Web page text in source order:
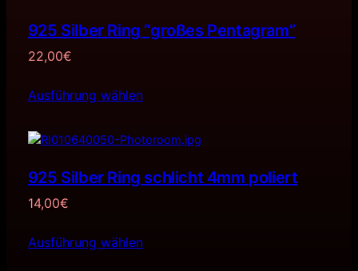
925 Silber Ring “großes Pentagram”
22,00€
Ausführung wählen
925 Silber Ring schlicht 4mm poliert
14,00€
Ausführung wählen